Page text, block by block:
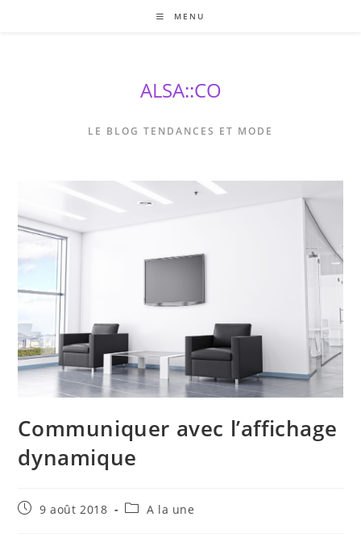
MENU
ALSA::CO
LE BLOG TENDANCES ET MODE
Communiquer avec l’affichage
dynamique
Publication
9 août 2018
PostA la une